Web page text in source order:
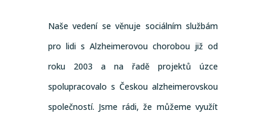
Naše vedení se věnuje sociálním službám
pro lidi s Alzheimerovou chorobou již od
roku 2003 a na řadě projektů úzce
spolupracovalo s Českou alzheimerovskou
společností. Jsme rádi, že můžeme využít